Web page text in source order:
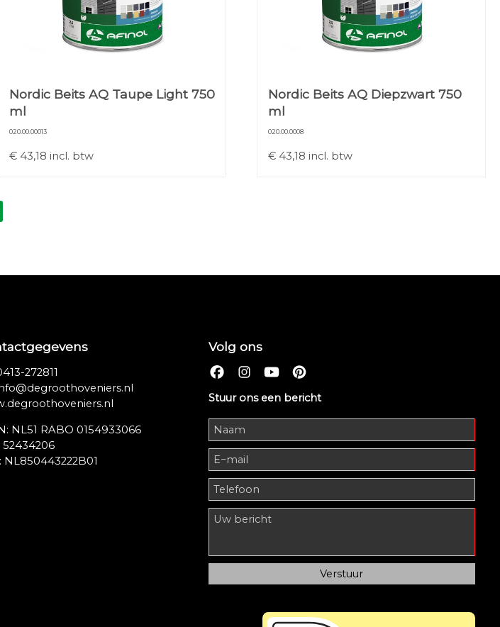
Nordic Beits AQ Taupe Light 750
ml
020.00.00013
€ 43,18 incl. btw
Nordic Beits AQ Diepzwart 750
ml
020.00.0008
€ 43,18 incl. btw
272811
NL51 RABO 0154933066
52434206
NL850443222B01
Volg ons
Stuur ons een bericht